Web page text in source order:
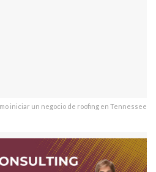
iniciar un negocio de roofing en Tennessee